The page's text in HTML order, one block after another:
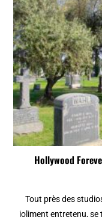
Hollywood
Tout près des
joliment entretenu, se